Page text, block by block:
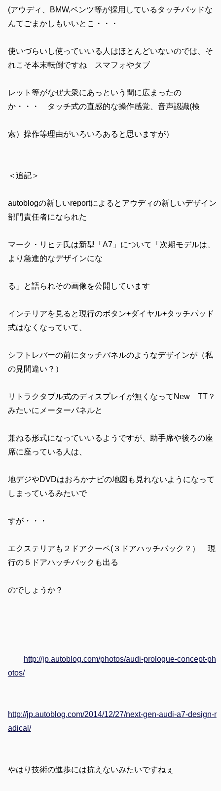
(アウディ、BMW,ベンツ等が採用しているタッチパッドな
んてごまかしもいいとこ・・・
使いづらいし使っていいる人はほとんどいないのでは、そ
れこそ本末転倒ですね スマフォやタブ
レット等がなぜ大衆にあっという間に広まったの
か・・・ タッチ式の直感的な操作感覚、音声認識(検
索）操作等理由がいろいろあると思いますが）
＜追記＞
autoblogの新しいreportによるとアウディの新しいデザイン
部門責任者になられた
マーク・リヒテ氏は新型「A7」について「次期モデルは、
より急進的なデザインにな
る」と語られその画像を公開しています
インテリアを見ると現行のボタン+ダイヤル+タッチパッド
式はなくなっていて、
シフトレバーの前にタッチパネルのようなデザインが（私
の見間違い？）
リトラクタブル式のディスプレイが無くなってNew TT？
みたいにメーターパネルと
兼ねる形式になっていいるようですが、助手席や後ろの座
席に座っている人は、
地デジやDVDはおろかナビの地図も見れないようになって
しまっているみたいで
すが・・・
エクステリアも２ドアクーペ(３ドアハッチバック？） 現
行の５ドアハッチバックも出る
のでしょうか？
http://jp.autoblog.com/photos/audi-prologue-concept-ph
otos/
http://jp.autoblog.com/2014/12/27/next-gen-audi-a7-design-r
adical/
やはり技術の進歩には抗えないみたいですねぇ